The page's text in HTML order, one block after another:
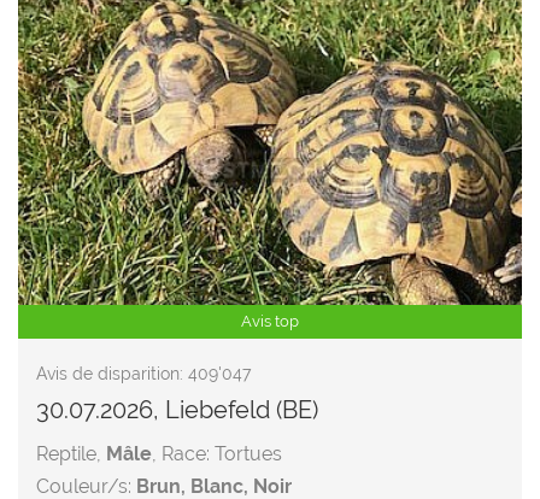
Avis top
Avis de disparition: 409'047
30.07.2026, Liebefeld (BE)
Reptile, Mâle, Race: Tortues
Couleur/s: Brun, Blanc, Noir